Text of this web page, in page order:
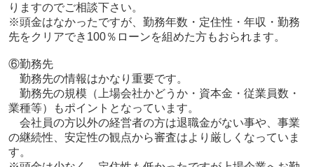
りますのでご相談下さい。
※頭金はなかったですが、勤務年数・定住性・年収・勤務
先をクリアでき100％ローンを組めた方もおられます。
⑥勤務先
勤務先の情報はかなり重要です。
勤務先の規模（上場会社かどうか・資本金・従業員数・
業種等）もポイントとなっています。
会社員の方以外の経営者の方は退職金がない事や、事業
の継続性、安定性の観点から審査はより厳しくなっていま
す。